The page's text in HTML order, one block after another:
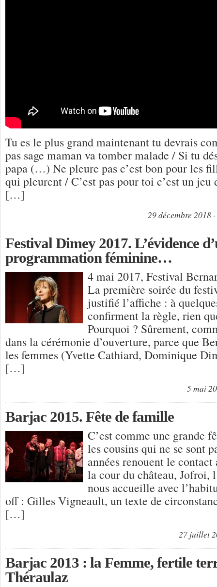
Tu es le plus grand maintenant tu devrais
pas sage maman va tomber malade / Si tu
papa (…) Ne pleure pas c’est bon pour les
qui pleurent / C’est pas pour toi c’est un
[…]
29 décembre 2018
Festival Dimey 2017. L’évidence
programmation féminine…
4 mai 2017, Festival
La première soirée du
justifié l’affiche : à
confirment la règle, rien
Pourquoi ? Sûrement,
dans la cérémonie d’ouverture, parce que
les femmes (Yvette Cathiard, Dominique
[…]
5 mai
Barjac 2015. Fête de famille
C’est comme une grande
les cousins qui ne se sont
années renouent le contact
la cour du château, Jofroi,
nous accueille avec
off : Gilles Vigneault, un texte de
[…]
27 juillet
Barjac 2013 : la Femme, fertile
Théraulaz